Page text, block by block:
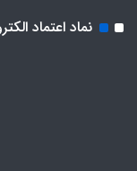
نماد اعتماد